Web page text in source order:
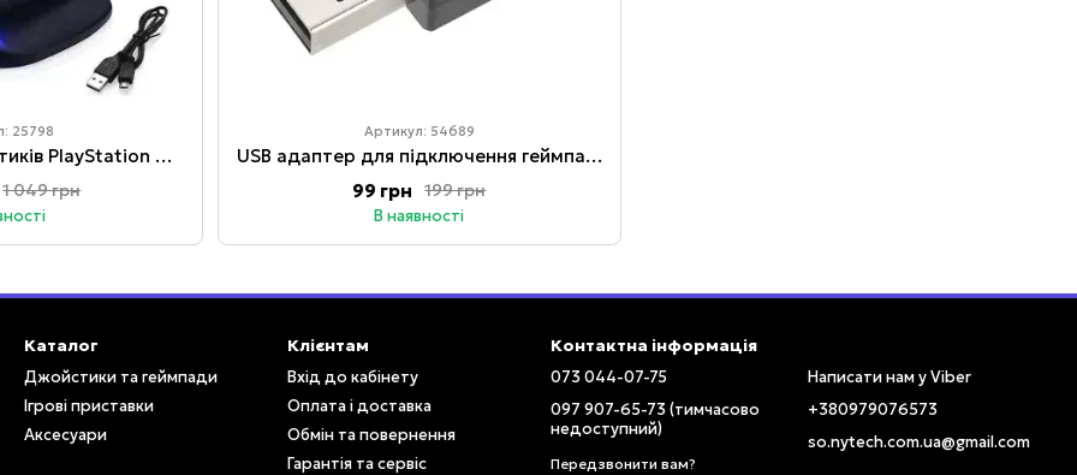
25798
Зарядка для джойстиків PlayStation 4 Подвійна зарядна док-станція для DualDhock Sony PlayStation PS4
1 049 грн
Артикул: 54689
USB адаптер для підключення геймпада до ПК
199 грн
99 грн
В наявності
Каталог
Джойстики та геймпади
Ігрові приставки
Аксесуари
Клієнтам
Вхід до кабінету
Оплата і доставка
Обмін та повернення
Гарантія та сервіс
Контактна інформація
073 044-07-75
097 907-65-73 (тимчасово
недоступний)
Передзвонити вам?
Написати нам у Viber
+380979076573
so.nytech.com.ua@gmail.com